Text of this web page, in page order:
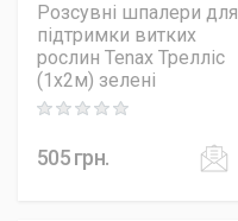
Розсувні шпалери для
підтримки витких
рослин Tenax Трелліс
(1х2м) зелені
Rating: 0 out of 5
505грн.